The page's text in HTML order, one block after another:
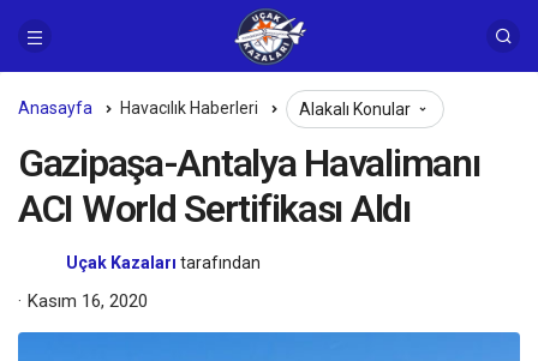
Anasayfa Havacılık Haberleri Alakalı Konular
Gazipaşa-Antalya Havalimanı
ACI World Sertifikası Aldı
Uçak Kazaları tarafından
Kasım 16, 2020